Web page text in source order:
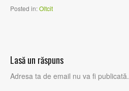
Posted in:Oltcit
Lasă un răspuns
Adresa ta de email nu va fi publicată.